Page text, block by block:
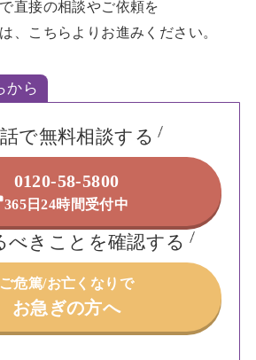
直接の相談やご依頼を
、こちらよりお進みください。
から
で無料相談する
0120-58-5800
365日24時間受付中
べきことを確認する
ご危篤/お亡くなりで
お急ぎの方へ